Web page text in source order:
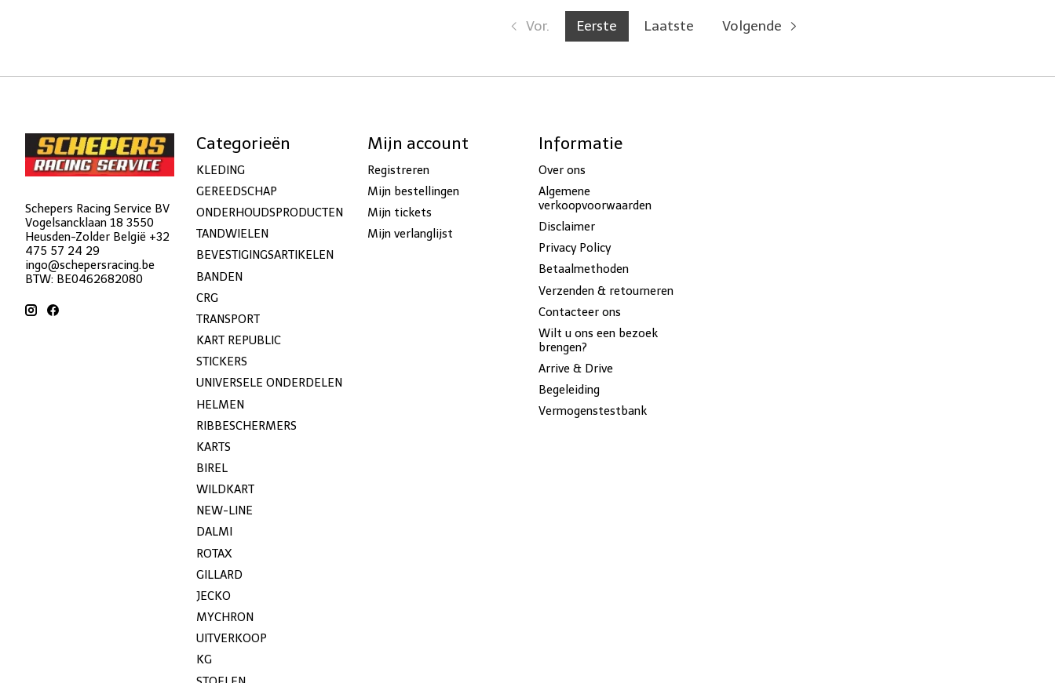
Vor. Eerste Laatste Volgende
Schepers Racing Service BV
Vogelsancklaan 18 3550
Heusden-Zolder België +32
475 57 24 29
ingo@schepersracing.be
BTW: BE0462682080
Categorieën
KLEDING
GEREEDSCHAP
ONDERHOUDSPRODUCTEN
TANDWIELEN
BEVESTIGINGSARTIKELEN
BANDEN
CRG
TRANSPORT
KART REPUBLIC
STICKERS
UNIVERSELE ONDERDELEN
HELMEN
RIBBESCHERMERS
KARTS
BIREL
WILDKART
NEW-LINE
DALMI
ROTAX
GILLARD
JECKO
MYCHRON
UITVERKOOP
KG
Mijn account
Registreren
Mijn bestellingen
Mijn tickets
Mijn verlanglijst
Informatie
Over ons
Algemene
verkoopvoorwaarden
Disclaimer
Privacy Policy
Betaalmethoden
Verzenden & retourneren
Contacteer ons
Wilt u ons een bezoek
brengen?
Arrive & Drive
Begeleiding
Vermogenstestbank